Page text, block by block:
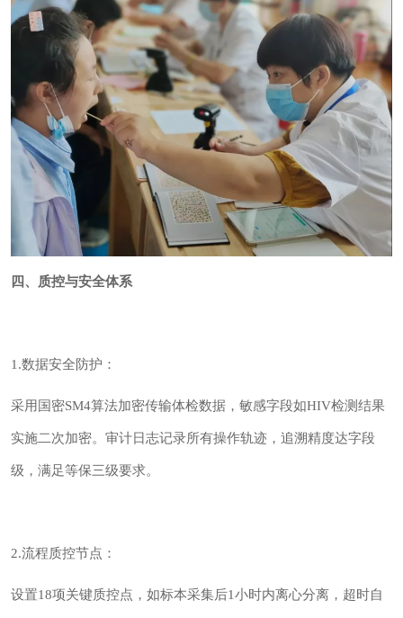
四、质控与安全体系
1.数据安全防护：
采用国密SM4算法加密传输体检数据，敏感字段如HIV检测结果
实施二次加密。审计日志记录所有操作轨迹，追溯精度达字段
级，满足等保三级要求。
2.流程质控节点：
设置18项关键质控点，如标本采集后1小时内离心分离，超时自